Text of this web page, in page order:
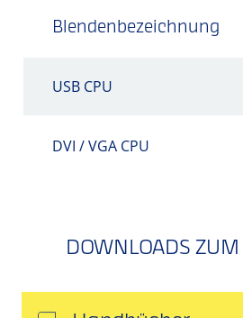
Blendenbezeichnung
USB CPU
DVI / VGA CPU
DOWNLOADS ZUM